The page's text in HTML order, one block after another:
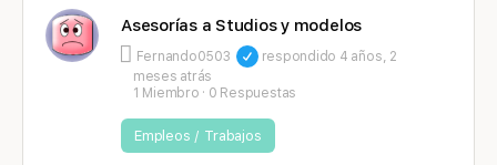
Asesorías a Studios y modelos
Fernando0503 respondido 4 años, 2
meses atrás
1 Miembro · 0 Respuestas
Empleos / Trabajos